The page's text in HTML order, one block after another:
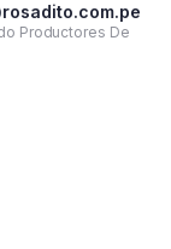
Productores De